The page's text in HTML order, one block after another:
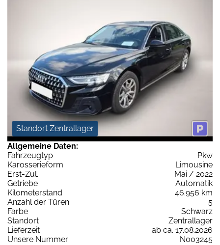
Standort Zentrallager
Allgemeine Daten:
Fahrzeugtyp
Pkw
Karosserieform
Limousine
Erst-Zul.
Mai / 2022
Getriebe
Automatik
Kilometerstand
46.956 km
Anzahl der Türen
5
Farbe
Schwarz
Standort
Zentrallager
Lieferzeit
ab ca. 17.08.2026
Unsere Nummer
N003245